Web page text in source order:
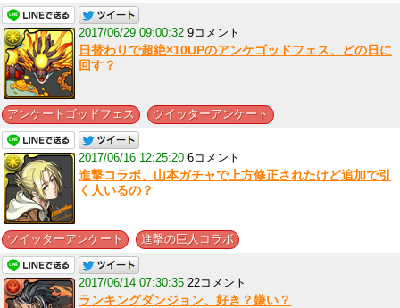
2017/06/29 09:00:32 9コメント
日替わりで超絶×10UPのアンケゴッドフェス、どの日に
回す？
アンケートゴッドフェス ツイッターアンケート
2017/06/16 12:25:20 6コメント
進撃コラボ、山本ガチャで上方修正されたけど追加で引
く人いるの？
ツイッターアンケート 進撃の巨人コラボ
2017/06/14 07:30:35 22コメント
ランキングダンジョン、好き？嫌い？